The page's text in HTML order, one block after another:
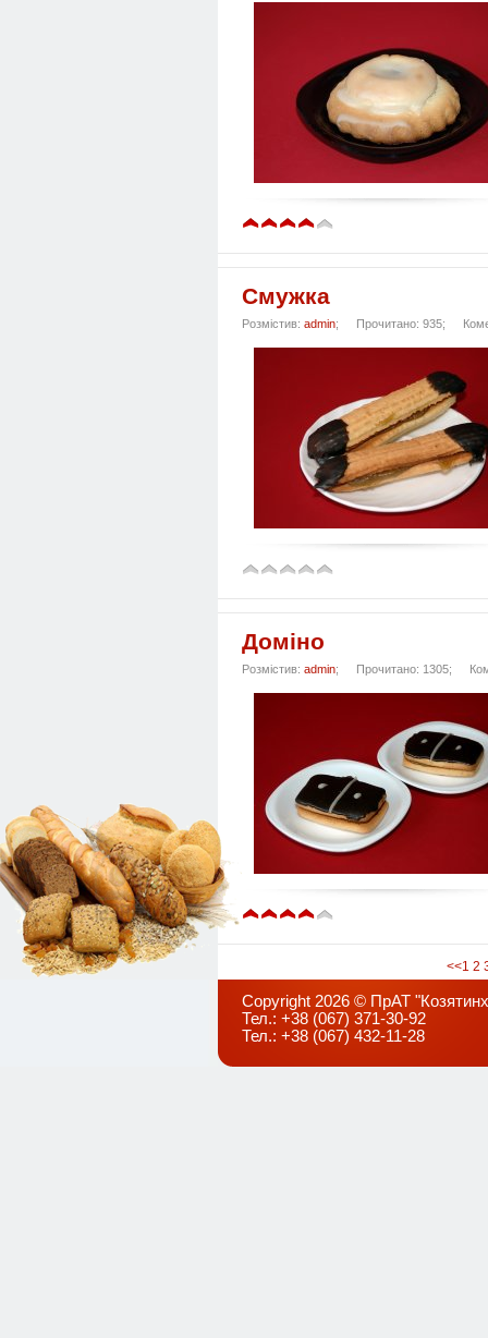
Смужка
Розмістив: admin; Прочитано: 935;
Доміно
Розмістив: admin; Прочитано: 1305;
<<1 2
Copyright 2026 © ПрАТ
Тел.: +38 (067) 371-30-92
Тел.: +38 (067) 432-11-28